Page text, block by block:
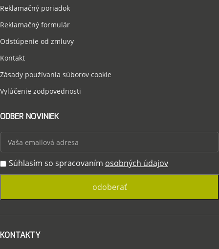
Reklamačný poriadok
Reklamačný formulár
Odstúpenie od zmluvy
Kontakt
Zásady používania súborov cookie
Vylúčenie zodpovednosti
ODBER NOVINIEK
Súhlasím so spracovaním osobných údajov
KONTAKTY